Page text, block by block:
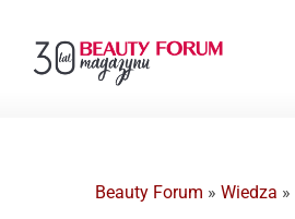
Beauty Forum » Wiedza »